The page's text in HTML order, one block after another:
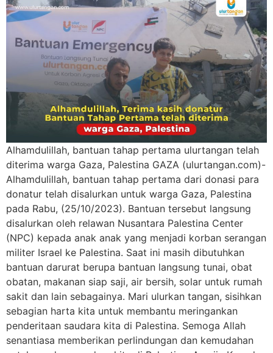
Alhamdulillah, bantuan tahap pertama ulurtangan telah
diterima warga Gaza, Palestina GAZA (ulurtangan.com)-
Alhamdulillah, bantuan tahap pertama dari donasi para
donatur telah disalurkan untuk warga Gaza, Palestina
pada Rabu, (25/10/2023). Bantuan tersebut langsung
disalurkan oleh relawan Nusantara Palestina Center
(NPC) kepada anak anak yang menjadi korban serangan
militer Israel ke Palestina. Saat ini masih dibutuhkan
bantuan darurat berupa bantuan langsung tunai, obat
obatan, makanan siap saji, air bersih, solar untuk rumah
sakit dan lain sebagainya. Mari ulurkan tangan, sisihkan
sebagian harta kita untuk membantu meringankan
penderitaan saudara kita di Palestina. Semoga Allah
senantiasa memberikan perlindungan dan kemudahan